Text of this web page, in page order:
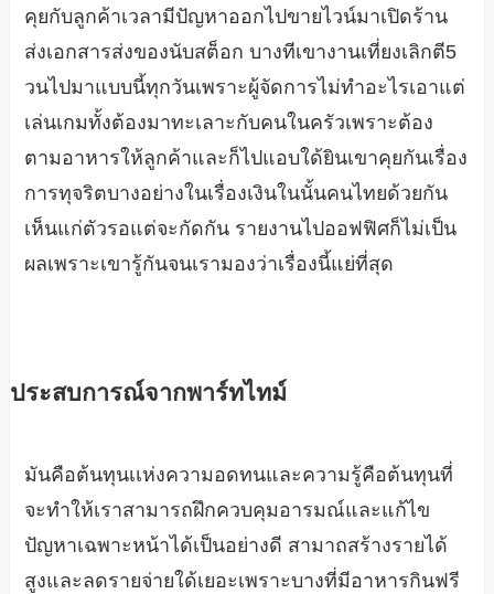
คุยกับลูกค้าเวลามีปัญหาออกไปขายไวน์มาเปิดร้าน
ส่งเอกสารส่งของนับสต็อก บางทีเขางานเที่ยงเลิกตี5
วนไปมาแบบนี้ทุกวันเพราะผู้จัดการไม่ทำอะไรเอาแต่
เล่นเกมทั้งต้องมาทะเลาะกับคนในครัวเพราะต้อง
ตามอาหารให้ลูกค้าและก็ไปแอบใด้ยินเขาคุยกันเรื่อง
การทุจริตบางอย่างในเรื่องเงินในนั้นคนไทยด้วยกัน
เห็นแก่ตัวรอแต่จะกัดกัน รายงานไปออฟฟิศก็ไม่เป็น
ผลเพราะเขารู้กันจนเรามองว่าเรื่องนี้แย่ที่สุด
ประสบการณ์จากพาร์ทไทม์
มันคือต้นทุนเเห่งความอดทนและความรู้คือต้นทุนที่
จะทำให้เราสามารถฝึกควบคุมอารมณ์และแก้ไข
ปัญหาเฉพาะหน้าได้เป็นอย่างดี สามาถสร้างรายได้
สูงและลดรายจ่ายใด้เยอะเพราะบางที่มีอาหารกินฟรี